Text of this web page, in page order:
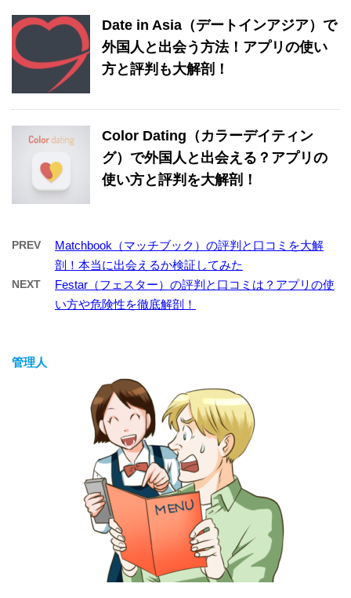
Date in Asia（デートインアジア）で
外国人と出会う方法！アプリの使い
方と評判も大解剖！
Color Dating（カラーデイティン
グ）で外国人と出会える？アプリの
使い方と評判を大解剖！
PREV
Matchbook（マッチブック）の評判と口コミを大解
剖！本当に出会えるか検証してみた
NEXT
Festar（フェスター）の評判と口コミは？アプリの使
い方や危険性を徹底解剖！
管理人